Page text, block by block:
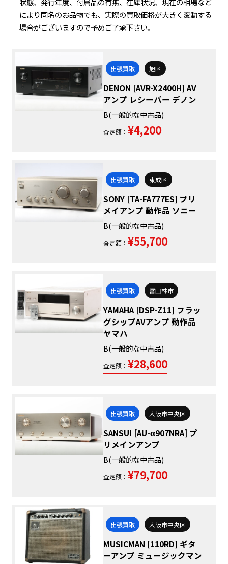
により同名のお品物でも、実際の買取価格が大きく変動する
場合がございますので予めご了承下さい。
出張買取 旭区
DENON [AVR-X2400H] AV
アンプ レシーバー デノン
B(一般的な中古品)
査定額： ¥4,200
出張買取 東成区
SONY [TA-FA777ES] プリ
メイアンプ 動作品 ソニー
B(一般的な中古品)
査定額： ¥55,700
出張買取 富田林市
YAMAHA [DSP-Z11] フラッ
グシップAVアンプ 動作品
ヤマハ
B(一般的な中古品)
査定額： ¥28,600
出張買取 大阪市中央区
SANSUI [AU-α907NRA] プ
リメインアンプ
B(一般的な中古品)
査定額： ¥79,700
出張買取 大阪市中央区
MUSICMAN [110RD] ギタ
ーアンプ ミュージックマン